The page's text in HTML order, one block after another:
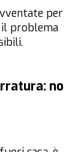
per
problema
no